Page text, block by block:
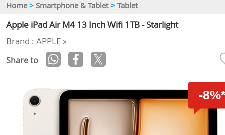
Home > Smartphone & Tablet > Tablet
Apple iPad Air M4 13 Inch Wifi 1TB - Starlight
Brand : APPLE »
Share to
-